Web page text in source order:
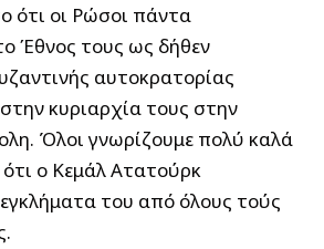
ότι οι Ρώσοι πάντα
Έθνος τους ως δήθεν
αυτοκρατορίας
κυριαρχία τους στην
Όλοι γνωρίζουμε πολύ καλά
ο Κεμάλ Ατατούρκ
του από όλους τούς